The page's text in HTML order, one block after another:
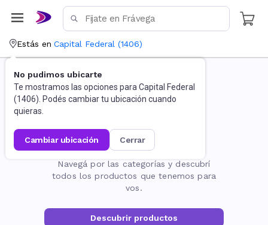
Estás en Capital Federal (1406)
No pudimos ubicarte
Te mostramos las opciones para Capital Federal
(1406). Podés cambiar tu ubicación cuando
quieras.
cambiar ubicación cerrar
La página no existe
Navegá por las categorías y descubrí
todos los productos que tenemos para
vos.
Descubrir productos